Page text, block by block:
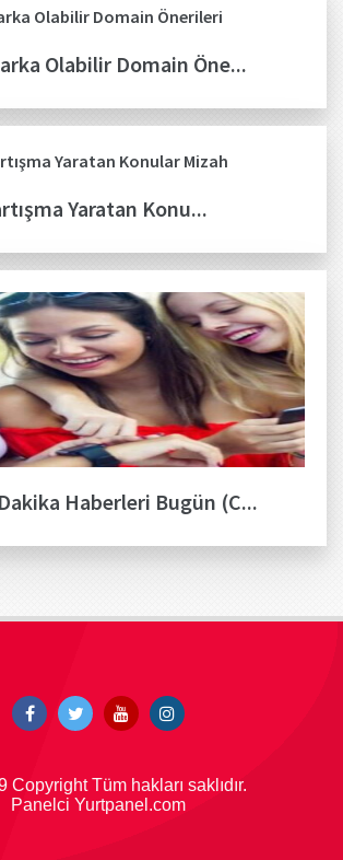
Olabilir Domain Öne...
Yaratan Konu...
Haberleri Bugün (C...
Copyright Tüm hakları saklıdır.
Panelci Yurtpanel.com